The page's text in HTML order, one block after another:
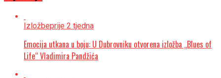
Izložbeprije 2 tjedna
Emocija utkana u boju: U Dubrovniku otvorena izložba „Blues of
Life“ Vladimira Pandžića